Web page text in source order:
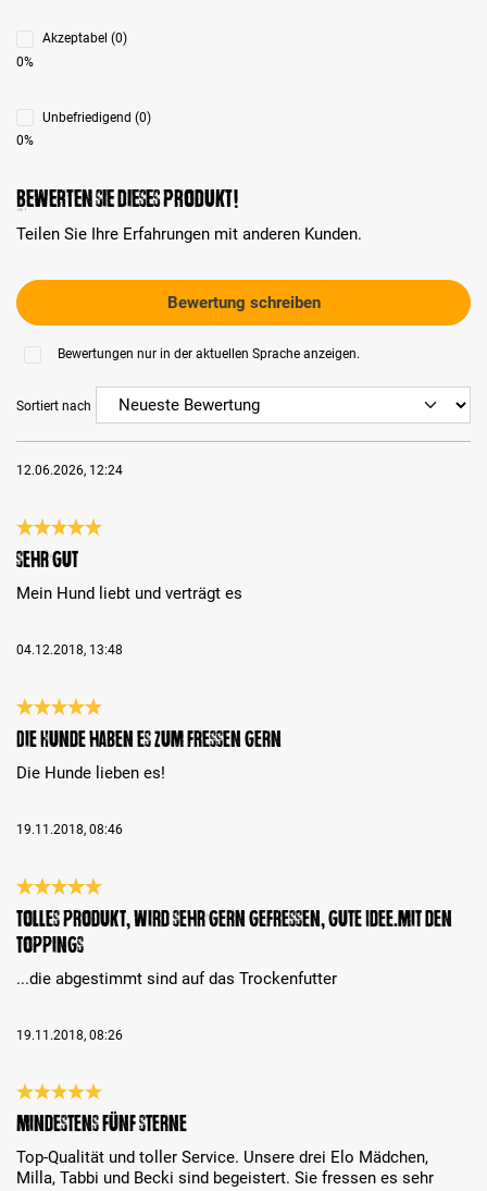
Akzeptabel (0)
0%
Unbefriedigend (0)
0%
Bewerten Sie dieses Produkt!
Teilen Sie Ihre Erfahrungen mit anderen Kunden.
Bewertung schreiben
Bewertungen nur in der aktuellen Sprache anzeigen.
Sortiert nach
12.06.2026, 12:24
Bewertung mit 5 von 5 Sternen
Sehr gut
Mein Hund liebt und verträgt es
04.12.2018, 13:48
Bewertung mit 5 von 5 Sternen
Die Hunde haben es zum fressen gern
Die Hunde lieben es!
19.11.2018, 08:46
Bewertung mit 5 von 5 Sternen
Tolles Produkt, wird sehr gern gefressen, gute Idee.mit den
Toppings
...die abgestimmt sind auf das Trockenfutter
19.11.2018, 08:26
Bewertung mit 5 von 5 Sternen
Mindestens fünf Sterne
Top-Qualität und toller Service. Unsere drei Elo Mädchen,
Milla, Tabbi und Becki sind begeistert. Sie fressen es sehr